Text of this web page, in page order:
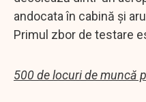
andocata în cabină și
Primul zbor de testare
500 de locuri de muncă